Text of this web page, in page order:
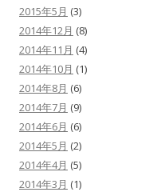
2015年5月 (3)
2014年12月 (8)
2014年11月 (4)
2014年10月 (1)
2014年8月 (6)
2014年7月 (9)
2014年6月 (6)
2014年5月 (2)
2014年4月 (5)
2014年3月 (1)